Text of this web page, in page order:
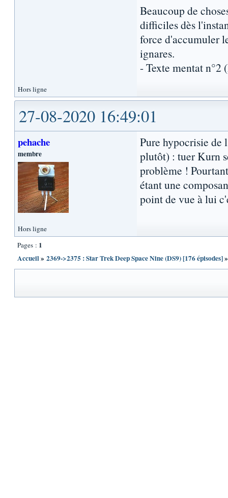
Beaucoup de
difficiles dès
force d'accumuler
ignares.
- Texte mentat n°2
Hors ligne
27-08-2020 16:49:01
pehache
membre
Pure hypocrisie de
plutôt) : tuer Kurn
problème !
étant une
point de vue à lui
Hors ligne
Pages : 1
Accueil» 2369->2375 : Star Trek Deep Space Nine (DS9) [176 épisodes]